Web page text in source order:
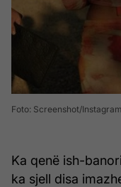
Foto: Screenshot/Instagram
Ka qenë ish-
ka sjell disa